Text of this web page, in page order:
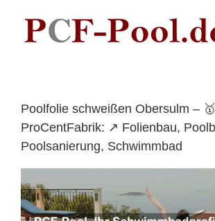
content
Poolfolie schweißen Obersulm – 🥇
ProCentFabrik: ↗️ Folienbau,
Poolsanierung, Schwimmbad